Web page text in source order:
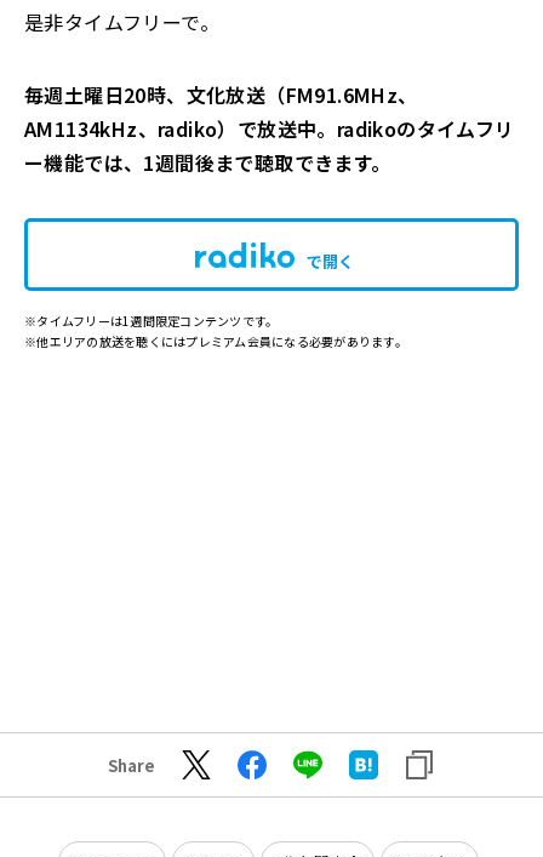
是非タイムフリーで。
毎週土曜日20時、文化放送（FM91.6MHz、
AM1134kHz、radiko）で放送中。radikoのタイムフリ
ー機能では、1週間後まで聴取できます。
で開く
※タイムフリーは1週間限定コンテンツです。
※他エリアの放送を聴くにはプレミアム会員になる必要があります。
Share